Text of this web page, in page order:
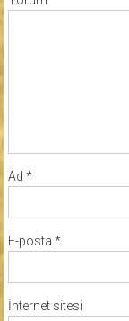
Ad *
E-posta *
İnternet sitesi